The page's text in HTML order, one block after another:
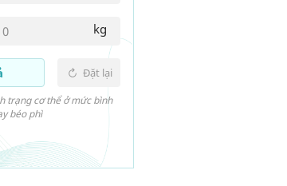
kg
Đặt lại
trạng cơ thể ở mức bình
béo phì